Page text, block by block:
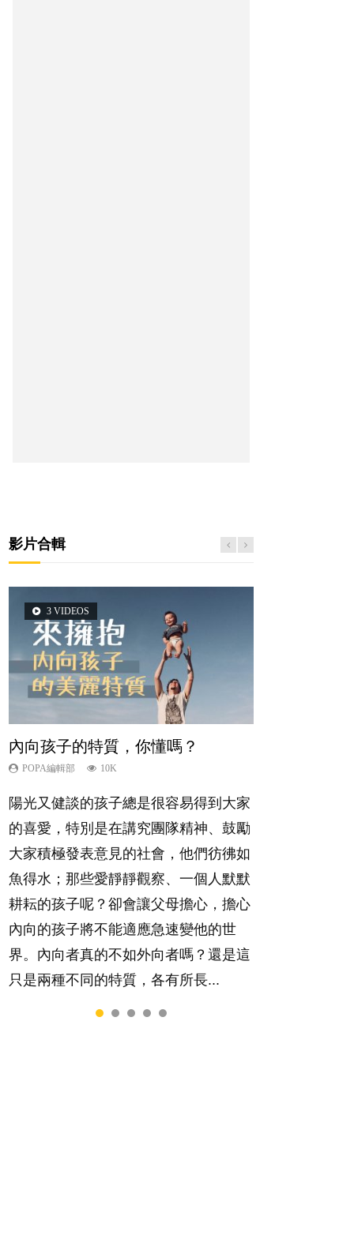
影片合輯
3 VIDEOS
內向孩子的特質，你懂嗎？
POPA編輯部 10K
陽光又健談的孩子總是很容易得到大家
的喜愛，特別是在講究團隊精神、鼓勵
大家積極發表意見的社會，他們彷彿如
魚得水；那些愛靜靜觀察、一個人默默
耕耘的孩子呢？卻會讓父母擔心，擔心
內向的孩子將不能適應急速變他的世
界。內向者真的不如外向者嗎？還是這
只是兩種不同的特質，各有所長...
5 VIDEOS
夫妻必看！經營婚姻，沒捷徑
POPA編輯部 22.9K
你是不是也曾經以為只要跟相愛的人結
婚，就自然能走到白頭，但生了孩子卻
發現事情不如你所料？ 經營婚姻，不
如我們想像的簡單，卻也不是大家說得
那麼難。一起來認識婚姻的真相！...
14 VIDEOS
新手父母不用怕
POPA編輯部 16.3K
相信許多人初為人父母，由懷孕開始到
孩子呱呱落地，心中都有數之不盡的問
題～這裡一次過集合我們以往製作過的
相關短片。 這段路讓我們跟你同行～...
2 VIDEOS
想孩子學好外語，點做好？
POPA編輯部 9.9K
有人話學多種語言越早開始越好，有人
卻說一時間太多語言，會令孩子感到混
淆，到底誰是誰非？聽聽專家怎樣說，
解開語言學習的迷思～...
6 VIDEOS
孩子能力天注定？
POPA編輯部 7.9K
很多父母都希望孩子係個「叻仔叻
女」，學業別太差，日常自理井井有
條。這樣的孩子是萬中無一，還是魚與
熊掌，不能兼得？...